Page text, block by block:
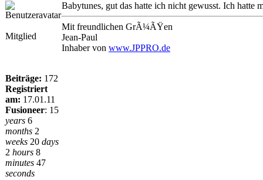
Mitglied
Beiträge: 172
Registriert
am: 17.01.11
Fusioneer: 15
years 6
months 2
weeks 20 days
2 hours 8
minutes 47
seconds
Babytunes, gut das hatte ich nicht gewusst. Ich hatte
Mit freundlichen GrÃ¼ÃŸen
Jean-Paul
Inhaber von www.JPPRO.de